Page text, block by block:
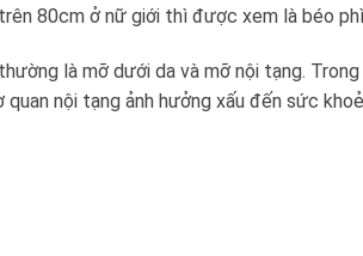
80cm ở nữ giới thì được xem là béo
là mỡ dưới da và mỡ nội tạng.
nội tạng ảnh hưởng xấu đến sức